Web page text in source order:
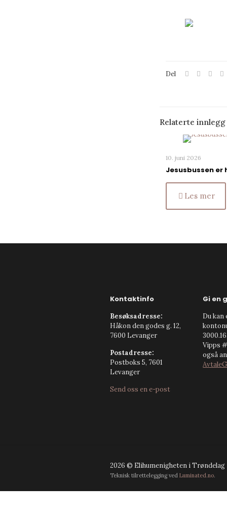
Del
Relaterte innlegg
10. juni 2026
Jesusbussen er
Les mer
Kontaktinfo
Besøksadresse:
Håkon den godes g. 12,
7600 Levanger
Postadresse:
Postboks 5, 7601
Levanger
Send oss en e-post
Gi en
Du
Vipps
også
2026 © Elihumenigheten i Trøndelag
Teknisk tilrettelegging ved Luminated.no.